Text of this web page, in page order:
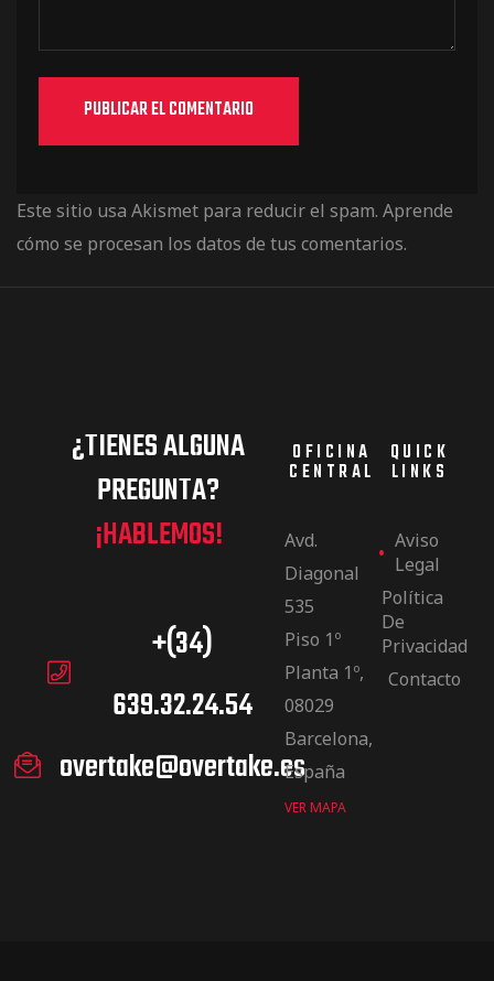
Este sitio usa Akismet para reducir el spam. Aprende
cómo se procesan los datos de tus comentarios.
¿TIENES ALGUNA
PREGUNTA?
¡HABLEMOS!
+(34)
639.32.24.54
overtake@overtake.es
OFICINA
CENTRAL
Avd.
Diagonal
535
Piso 1º
Planta 1º,
08029
Barcelona,
España
VER MAPA
QUICK
LINKS
Aviso
Legal
Política
De
Privacidad
Contacto